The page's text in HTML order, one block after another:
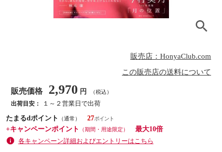
販売店：HonyaClub.com
この販売店の送料について
販売価格 2,970 円 （税込）
出荷目安：
１～２営業日で出荷
たまるdポイント
（通常）
27
+キャンペーンポイント
（期間・用途限定）
最大10倍
各キャンペーン詳細およびエントリーはこちら